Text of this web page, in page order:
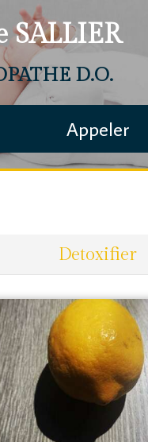
SALLIER
D.O.
Appeler
Detoxifier